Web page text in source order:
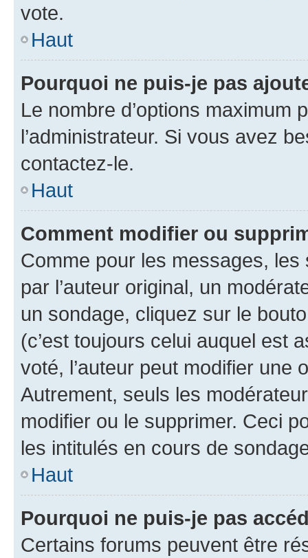
vote.
Haut
Pourquoi ne puis-je pas
Le nombre d’options maximum
l’administrateur. Si vous avez
contactez-le.
Haut
Comment modifier ou
Comme pour les messages,
par l’auteur original, un
un sondage, cliquez sur le
(c’est toujours celui auquel est
voté, l’auteur peut modifier une
Autrement, seuls les
modifier ou le supprimer. Ceci
les intitulés en cours de
Haut
Pourquoi ne puis-je pas
Certains forums peuvent être